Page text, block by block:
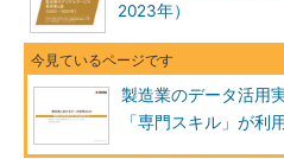
2023年）
製造業のデータ活用
「専門スキル」が利